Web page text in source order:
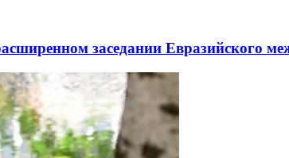
заседании Евразийского